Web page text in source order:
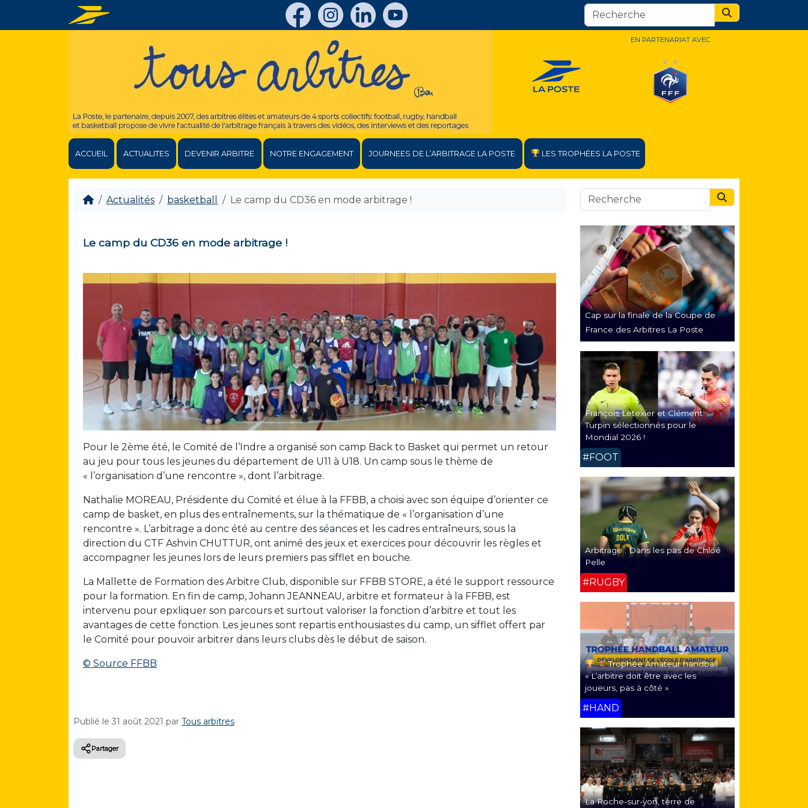
Search
EN PARTENARIAT AVEC
ACCUEIL ACTUALITES DEVENIR ARBITRE NOTRE ENGAGEMENT JOURNEES DE L’ARBITRAGE LA POSTE LES TROPHÉES LA POSTE
Actualités basketball Le camp du CD36 en mode arbitrage !
Le camp du CD36 en mode arbitrage !
Pour le 2ème été, le Comité de l’Indre a organisé son camp Back to Basket qui permet un retour
au jeu pour tous les jeunes du département de U11 à U18. Un camp sous le thème de
« l’organisation d’une rencontre », dont l’arbitrage.
Nathalie MOREAU, Présidente du Comité et élue à la FFBB, a choisi avec son équipe d’orienter ce
camp de basket, en plus des entraînements, sur la thématique de « l’organisation d’une
rencontre ». L’arbitrage a donc été au centre des séances et les cadres entraîneurs, sous la
direction du CTF Ashvin CHUTTUR, ont animé des jeux et exercices pour découvrir les règles et
accompagner les jeunes lors de leurs premiers pas sifflet en bouche.
La Mallette de Formation des Arbitre Club, disponible sur FFBB STORE, a été le support ressource
pour la formation. En fin de camp, Johann JEANNEAU, arbitre et formateur à la FFBB, est
intervenu pour epxliquer son parcours et surtout valoriser la fonction d’arbitre et tout les
avantages de cette fonction. Les jeunes sont repartis enthousiastes du camp, un sifflet offert par
le Comité pour pouvoir arbitrer dans leurs clubs dès le début de saison.
© Source FFBB
Publié le 31 août 2021 par Tous arbitres
Partager
Search
Cap sur la finale de la Coupe de
France des Arbitres La Poste
François Letexier et Clément
Turpin sélectionnés pour le
Mondial 2026 !
#FOOT
Arbitrage : Dans les pas de Chloé
Pelle
#RUGBY
Trophée Amateur handball
« L’arbitre doit être avec les
joueurs, pas à côté »
#HAND
La Roche-sur-yon, terre de